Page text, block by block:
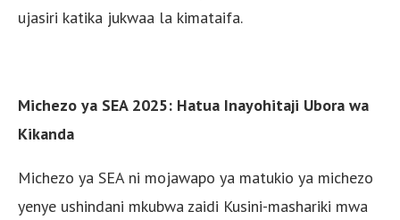
ujasiri katika jukwaa la kimataifa.
Michezo ya SEA 2025: Hatua Inayohitaji Ubora wa
Kikanda
Michezo ya SEA ni mojawapo ya matukio ya michezo
yenye ushindani mkubwa zaidi Kusini-mashariki mwa